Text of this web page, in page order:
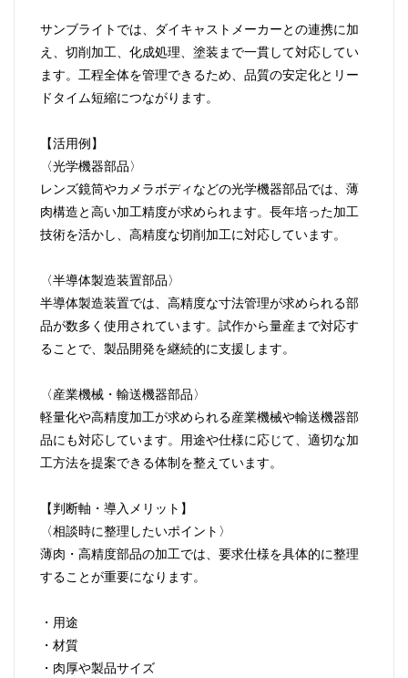
サンブライトでは、ダイキャストメーカーとの連携に加
え、切削加工、化成処理、塗装まで一貫して対応してい
ます。工程全体を管理できるため、品質の安定化とリー
ドタイム短縮につながります。
【活用例】
〈光学機器部品〉
レンズ鏡筒やカメラボディなどの光学機器部品では、薄
肉構造と高い加工精度が求められます。長年培った加工
技術を活かし、高精度な切削加工に対応しています。
〈半導体製造装置部品〉
半導体製造装置では、高精度な寸法管理が求められる部
品が数多く使用されています。試作から量産まで対応す
ることで、製品開発を継続的に支援します。
〈産業機械・輸送機器部品〉
軽量化や高精度加工が求められる産業機械や輸送機器部
品にも対応しています。用途や仕様に応じて、適切な加
工方法を提案できる体制を整えています。
【判断軸・導入メリット】
〈相談時に整理したいポイント〉
薄肉・高精度部品の加工では、要求仕様を具体的に整理
することが重要になります。
・用途
・材質
・肉厚や製品サイズ